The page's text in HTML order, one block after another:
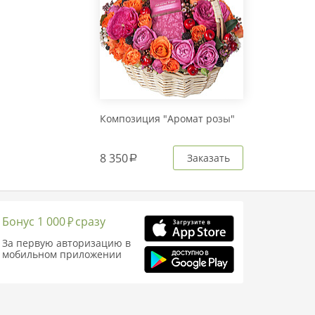
Композиция "Аромат розы"
8 350a Заказать
Бонус 1 000 сразу
За первую авторизацию в
мобильном приложении